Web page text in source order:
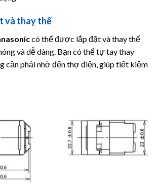
và thay thế
có thể được lắp đặt và thay thế
và dễ dàng. Bạn có thể tự tay thay
cần phải nhờ đến thợ điện, giúp tiết kiệm